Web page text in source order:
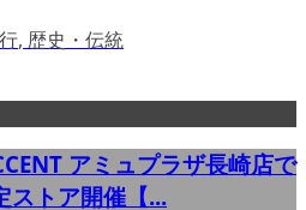
, 歴史・伝統
アミュプラザ長崎店で
ストア開催【...